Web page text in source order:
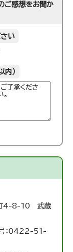
ご感想をお聞か
い
内）
4-8-10 武蔵
：0422-51-